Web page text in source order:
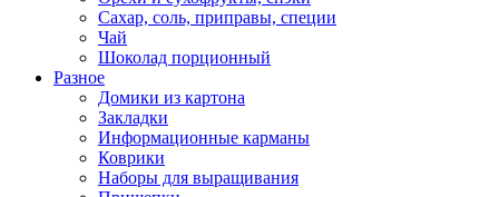
Сахар, соль, приправы, специи
Чай
Шоколад порционный
Разное
Домики из картона
Закладки
Информационные карманы
Коврики
Наборы для выращивания